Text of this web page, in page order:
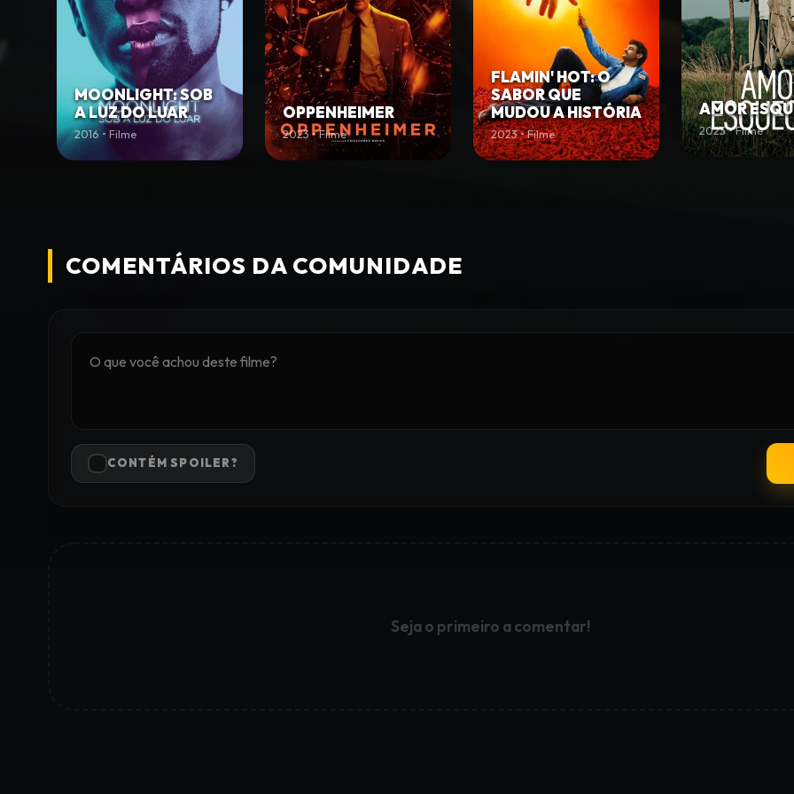
MOONLIGHT: SOB
A LUZ DO LUAR
2016 • Filme
OPPENHEIMER
2023 • Filme
FLAMIN' HOT: O
SABOR QUE
MUDOU A HISTÓRIA
2023 • Filme
AMOR
2023 • Filme
COMENTÁRIOS DA COMUNIDADE
CONTÉM SPOILER?
Seja o primeiro a comentar!